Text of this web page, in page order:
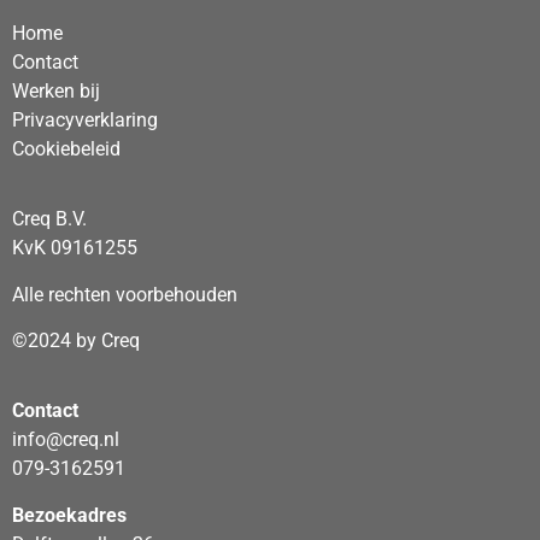
Home
Contact
Werken bij
Privacyverklaring
Cookiebeleid
Creq B.V.
KvK 09161255
Alle rechten voorbehouden
©2024 by Creq
Contact
info@creq.nl
079-3162591
Bezoekadres